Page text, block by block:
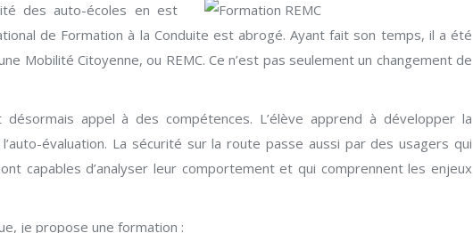
des auto-écoles en est
de Formation à la Conduite est abrogé. Ayant fait son temps, il a été
Mobilité Citoyenne, ou REMC. Ce n’est pas seulement un changement de
appel à des compétences. L’élève apprend à développer la
évaluation. La sécurité sur la route passe aussi par des usagers qui
capables d’analyser leur comportement et qui comprennent les enjeux
je propose une formation :